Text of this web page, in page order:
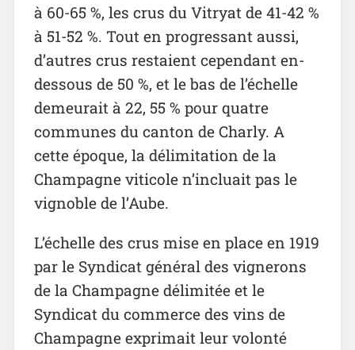
à 60-65 %, les crus du Vitryat de 41-42 %
à 51-52 %. Tout en progressant aussi,
d’autres crus restaient cependant en-
dessous de 50 %, et le bas de l’échelle
demeurait à 22, 55 % pour quatre
communes du canton de Charly. A
cette époque, la délimitation de la
Champagne viticole n’incluait pas le
vignoble de l’Aube.
L’échelle des crus mise en place en 1919
par le Syndicat général des vignerons
de la Champagne délimitée et le
Syndicat du commerce des vins de
Champagne exprimait leur volonté